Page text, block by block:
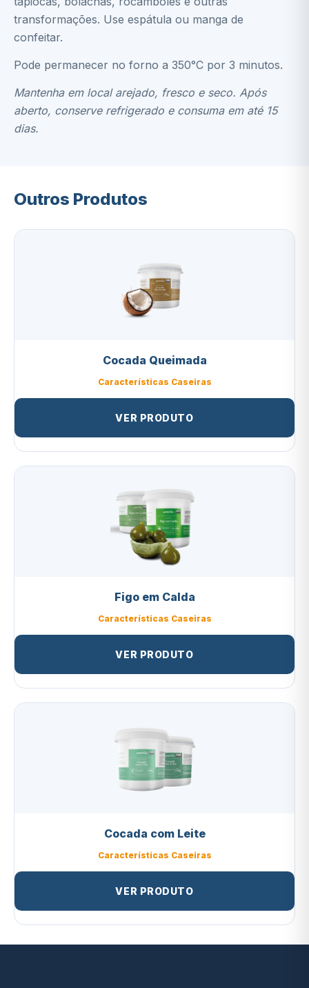
transformações. Use espátula ou manga de
confeitar.
Pode permanecer no forno a 350°C por 3 minutos.
Mantenha em local arejado, fresco e seco. Após
aberto, conserve refrigerado e consuma em até 15
dias.
Outros Produtos
Cocada Queimada
Características Caseiras
VER PRODUTO
Figo em Calda
Características Caseiras
VER PRODUTO
Cocada com Leite
Características Caseiras
VER PRODUTO